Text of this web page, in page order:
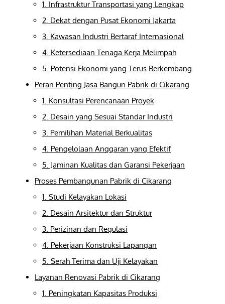
1. Infrastruktur Transportasi yang Lengkap
2. Dekat dengan Pusat Ekonomi Jakarta
3. Kawasan Industri Bertaraf Internasional
4. Ketersediaan Tenaga Kerja Melimpah
5. Potensi Ekonomi yang Terus Berkembang
Peran Penting Jasa Bangun Pabrik di Cikarang
1. Konsultasi Perencanaan Proyek
2. Desain yang Sesuai Standar Industri
3. Pemilihan Material Berkualitas
4. Pengelolaan Anggaran yang Efektif
5. Jaminan Kualitas dan Garansi Pekerjaan
Proses Pembangunan Pabrik di Cikarang
1. Studi Kelayakan Lokasi
2. Desain Arsitektur dan Struktur
3. Perizinan dan Regulasi
4. Pekerjaan Konstruksi Lapangan
5. Serah Terima dan Uji Kelayakan
Layanan Renovasi Pabrik di Cikarang
1. Peningkatan Kapasitas Produksi